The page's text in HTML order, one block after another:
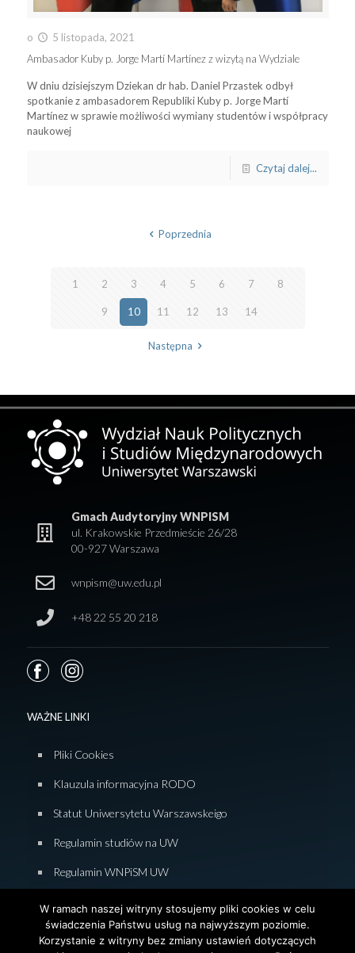
o
5 listopada, 2021
Ambasador Kuby p. Jorge Martí Martínez z wizytą na Wydziale
W dniu dzisiejszym Dziekan dr hab. Daniel Przastek odbył
spotkanie z ambasadorem Republiki Kuby p. Jorge Martí
Martínez w sprawie możliwości wymiany studentów i współpracy
naukowej
Czytaj dalej...
Poprzednia
1 2 3 4 5 6 7 8
9 10 11 12 13 14
Następna
Gmach Audytoryjny WNPISM
ul. Krakowskie Przedmieście 26/28
00-927 Warszawa
wnpism@uw.edu.pl
+48 22 55 20 218
WAŻNE LINKI
Pliki Cookies
Klauzula informacyjna RODO
Statut Uniwersytetu Warszawskeigo
Regulamin studiów na UW
Regulamin WNPiSM UW
Deklaracja dostępności WNPiSM
W ramach naszej witryny stosujemy pliki cookies w celu
świadczenia Państwu usług na najwyższym poziomie.
Korzystanie z witryny bez zmiany ustawień dotyczących